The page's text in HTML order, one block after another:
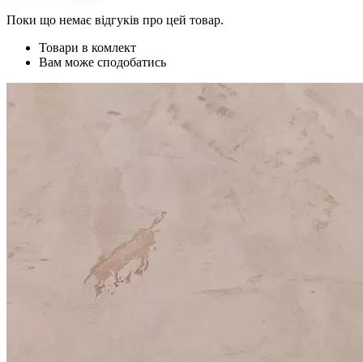
Поки що немає відгуків про цей товар.
Товари в комлект
Вам може сподобатись